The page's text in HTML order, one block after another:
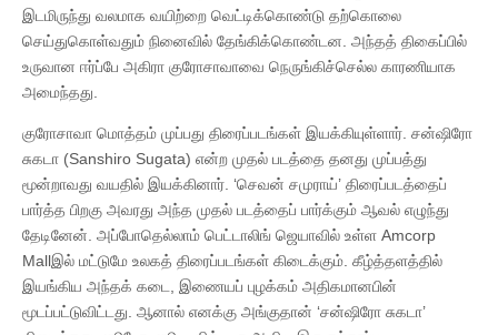
இடமிருந்து வலமாக வயிற்றை வெட்டிக்கொண்டு தற்கொலை
செய்துகொள்வதும் நினைவில் தேங்கிக்கொண்டன. அந்தத் திகைப்பில்
உருவான ஈர்ப்பே அகிரா குரோசாவாவை நெருங்கிச்செல்ல காரணியாக
அமைந்தது.
குரோசாவா மொத்தம் முப்பது திரைப்படங்கள் இயக்கியுள்ளார். சன்ஷிரோ
சுகடா (Sanshiro Sugata) என்ற முதல் படத்தை தனது முப்பத்து
மூன்றாவது வயதில் இயக்கினார். ‘செவன் சமுராய்’ திரைப்படத்தைப்
பார்த்த பிறகு அவரது அந்த முதல் படத்தைப் பார்க்கும் ஆவல் எழுந்து
தேடினேன். அப்போதெல்லாம் பெட்டாலிங் ஜெயாவில் உள்ள Amcorp
Mallஇல் மட்டுமே உலகத் திரைப்படங்கள் கிடைக்கும். கீழ்த்தளத்தில்
இயங்கிய அந்தக் கடை, இணையப் புழக்கம் அதிகமானபின்
மூடப்பட்டுவிட்டது. ஆனால் எனக்கு அங்குதான் ‘சன்ஷிரோ சுகடா’